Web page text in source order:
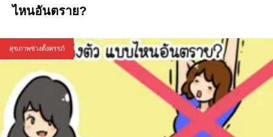
ไหนอันตราย?
สุขภาพช่วงตั้งครรภ์